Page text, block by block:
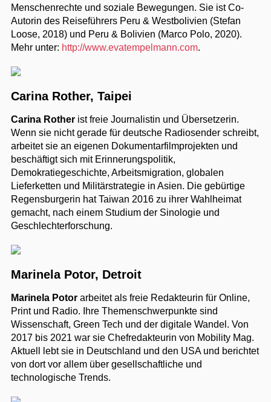
Menschenrechte und soziale Bewegungen. Sie ist Co-
Autorin des Reiseführers Peru & Westbolivien (Stefan
Loose, 2018) und Peru & Bolivien (Marco Polo, 2020).
Mehr unter: http://www.evatempelmann.com.
Carina Rother, Taipei
Carina Rother ist freie Journalistin und Übersetzerin.
Wenn sie nicht gerade für deutsche Radiosender schreibt,
arbeitet sie an eigenen Dokumentarfilmprojekten und
beschäftigt sich mit Erinnerungspolitik,
Demokratiegeschichte, Arbeitsmigration, globalen
Lieferketten und Militärstrategie in Asien. Die gebürtige
Regensburgerin hat Taiwan 2016 zu ihrer Wahlheimat
gemacht, nach einem Studium der Sinologie und
Geschlechterforschung.
Marinela Potor, Detroit
Marinela Potor arbeitet als freie Redakteurin für Online,
Print und Radio. Ihre Themenschwerpunkte sind
Wissenschaft, Green Tech und der digitale Wandel. Von
2017 bis 2021 war sie Chefredakteurin von Mobility Mag.
Aktuell lebt sie in Deutschland und den USA und berichtet
von dort vor allem über gesellschaftliche und
technologische Trends.